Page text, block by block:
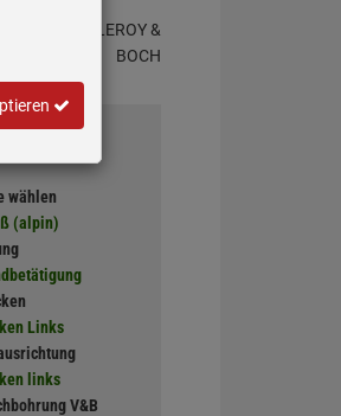
Fossil
wählen
(alpin)
Links
links
V&B